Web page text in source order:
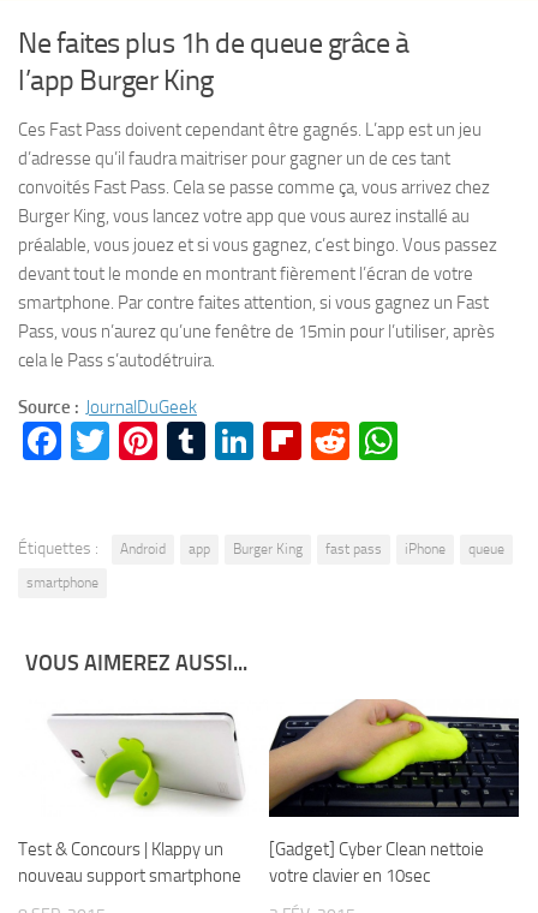
Ne faites plus 1h de queue grâce à
l’app Burger King
Ces Fast Pass doivent cependant être gagnés. L’app est un jeu
d’adresse qu’il faudra maitriser pour gagner un de ces tant
convoités Fast Pass. Cela se passe comme ça, vous arrivez chez
Burger King, vous lancez votre app que vous aurez installé au
préalable, vous jouez et si vous gagnez, c’est bingo. Vous passez
devant tout le monde en montrant fièrement l’écran de votre
smartphone. Par contre faites attention, si vous gagnez un Fast
Pass, vous n’aurez qu’une fenêtre de 15min pour l’utiliser, après
cela le Pass s’autodétruira.
Source : JournalDuGeek
Facebook
Twitter
Pinterest
Tumblr
LinkedIn
Flipboard
Reddit
Étiquettes : Android app Burger King fast pass iPhone
queue
smartphone
VOUS AIMEREZ AUSSI...
Test & Concours | Klappy un
nouveau support smartphone
[Gadget] Cyber Clean nettoie
votre clavier en 10sec